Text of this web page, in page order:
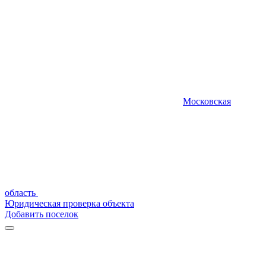
Московская
область
Юридическая проверка объекта
Добавить поселок